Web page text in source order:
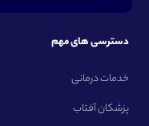
دسترسی های مهم
خدمات درمانی
پزشکان آفتاب